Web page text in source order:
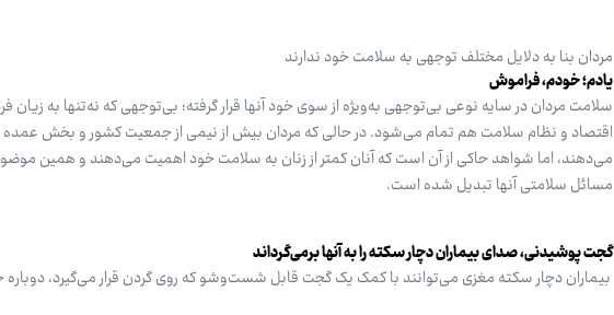
مردان بنا به دلایل مختلف توجهی به سلامت خود ندارند
یادم؛ خودم، فراموش
سلامت مردان در سایه نوعی بی‌توجهی به‌ویژه از سوی خود آنها قرار گرفته؛ بی‌توجهی که نه‌تنها به زیان
اقتصاد و نظام سلامت هم تمام می‌شود. در حالی که مردان بیش از نیمی از جمعیت کشور و بخش عمده
می‌دهند، اما شواهد حاکی از آن است که آنان کمتر از زنان به سلامت خود اهمیت می‌دهند و همین
مسائل سلامتی آنها تبدیل شده است.
گجت پوشیدنی، صدای بیماران دچار سکته را به آنها برمی‌گرداند
بیماران دچار سکته مغزی می‌توانند با کمک یک گجت قابل شست‌وشو که روی گردن قرار می‌گیرد، دوباره